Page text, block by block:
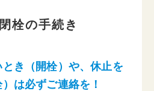
栓の手続き
き（開栓）や、休止を
は必ずご連絡を！